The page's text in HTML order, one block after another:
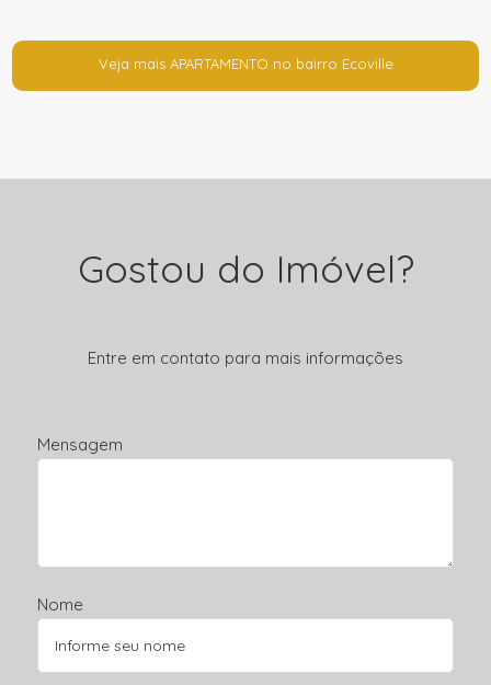
Veja mais APARTAMENTO no bairro Ecoville
Gostou do Imóvel?
Entre em contato para mais informações
Mensagem
Nome